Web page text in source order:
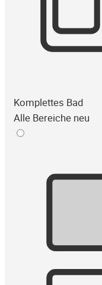
Komplettes Bad
Alle Bereiche neu